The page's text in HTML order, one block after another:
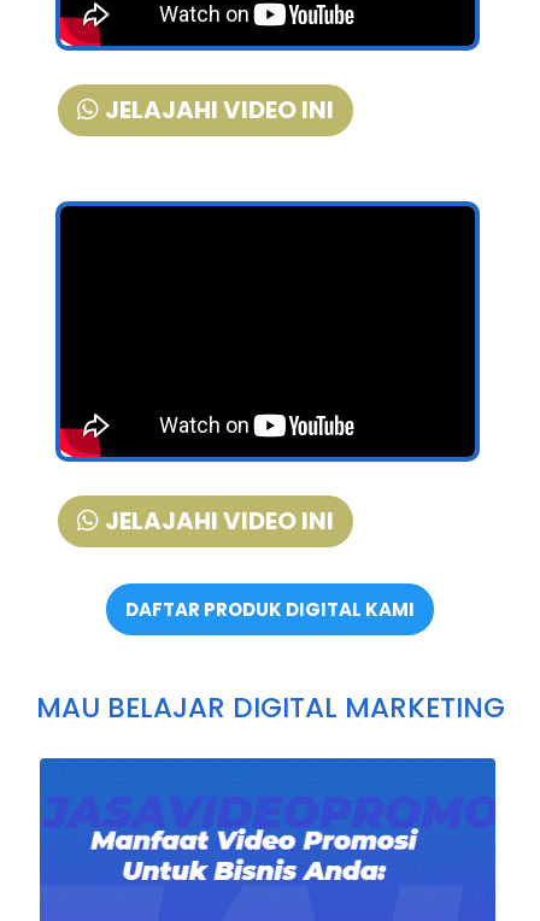
JELAJAHI VIDEO INI
JELAJAHI VIDEO INI
DAFTAR PRODUK DIGITAL KAMI
MAU BELAJAR DIGITAL MARKETING